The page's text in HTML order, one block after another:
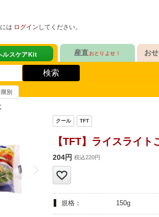
は ログイン してください。
貨
援
サポート食品
ルスケアKit
サポート食品
作れるバランス献立
産直おとりよせ！
ナガノパープ
信州フルーツ
人気No.3
ファンが年々
貴重な黄桃食
奥山さんの幸
お
人気ブランド監修！
乾杯のお供に
人気品目を増
家族でたっぷ
検索
別
【TFT】ライスライト
204円 税込220円
規格： 150g